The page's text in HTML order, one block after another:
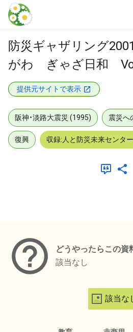
本文に飛ぶ
防災ギャザリング
がわ ぎゃざ日和
提供元サイトで表示
阪神・淡路大震災 (1995) 震災へ
復興 収録:人と防災未来センタ
どうやったらこの資
該当なし
該当な